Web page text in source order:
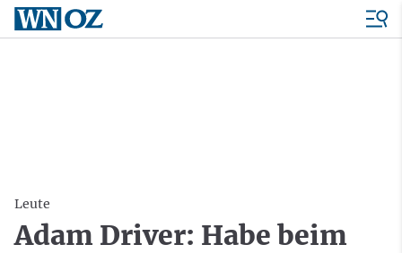
Leute
Adam Driver: Habe beim